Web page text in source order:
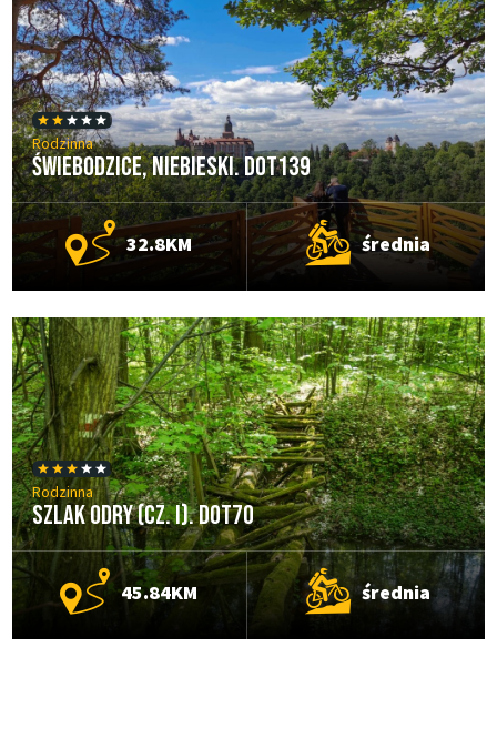
Rodzinna
Świebodzice, niebieski. DOT139
32.8KM średnia
Rodzinna
Szlak Odry (cz. I). DOT70
45.84KM średnia